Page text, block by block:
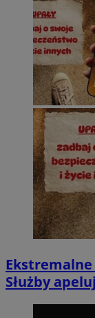
Służby